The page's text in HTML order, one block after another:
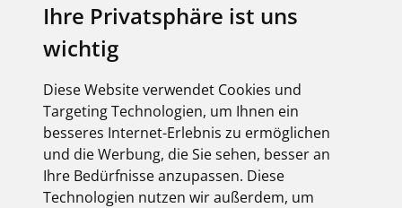
Ihre Privatsphäre ist uns
wichtig
Diese Website verwendet Cookies und
Targeting Technologien, um Ihnen ein
besseres Internet-Erlebnis zu ermöglichen
und die Werbung, die Sie sehen, besser an
Ihre Bedürfnisse anzupassen. Diese
Technologien nutzen wir außerdem, um